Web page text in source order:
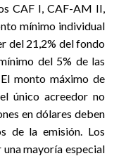
CAF I, CAF-AM II,
mínimo individual
del 21,2% del fondo
del 5% de las
monto máximo de
único acreedor no
en dólares deben
de la emisión. Los
mayoría especial